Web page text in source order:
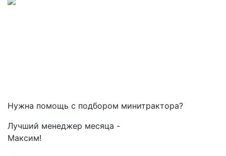
Нужна помощь с подбором минитрактора?
Лучший менеджер месяца -
Максим!